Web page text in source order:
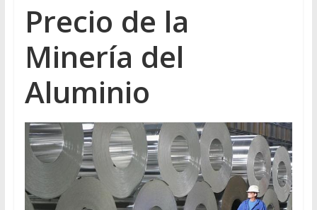
Precio de la
Minería del
Aluminio